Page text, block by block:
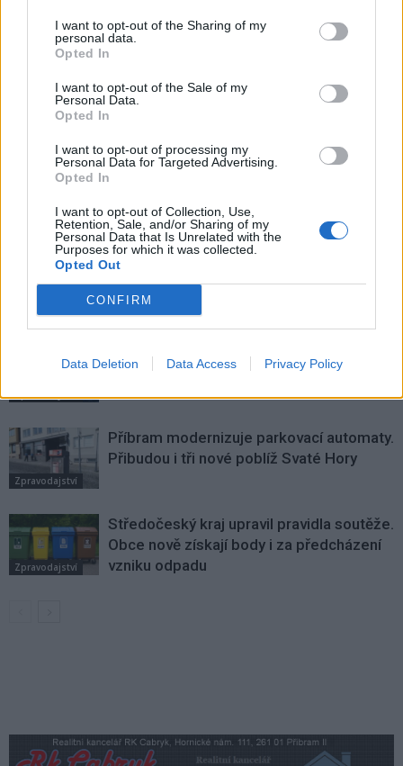
I want to opt-out of the Sharing of my
personal data.
Opted In
I want to opt-out of the Sale of my
Personal Data.
Opted In
I want to opt-out of processing my
Personal Data for Targeted Advertising.
Opted In
I want to opt-out of Collection, Use,
Retention, Sale, and/or Sharing of my
Personal Data that Is Unrelated with the
Purposes for which it was collected.
Opted Out
CONFIRM
Data Deletion Data Access Privacy Policy
Předchozí článek
Komentář: Hledají se příbramské
Následující článek
festival Antonína Dvořáka
VÍCE OD AUTORA
Zpravodajství
výborné podmínky. Horší voda je jen na
Zpravodajství
Příbram modernizuje parkovací automaty.
Přibudou i tři nové poblíž Svaté Hory
Zpravodajství
Středočeský kraj upravil pravidla soutěže.
Obce nově získají body i za předcházení
vzniku odpadu